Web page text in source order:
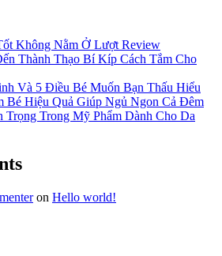
Chăm
Sóc
Thiên
Thần
Nhỏ
Của
Bạn
Không Nằm Ở Lượt Review
Thành Thạo Bí Kíp Cách Tắm Cho
Và 5 Điều Bé Muốn Bạn Thấu Hiểu
Bé Hiệu Quả Giúp Ngủ Ngon Cả Đêm
Trọng Trong Mỹ Phẩm Dành Cho Da
on Hello world!